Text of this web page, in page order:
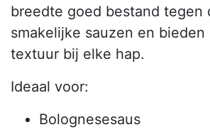
breedte goed bestand tegen
smakelijke sauzen en bieden
textuur bij elke hap.
Ideaal voor:
Bolognesesaus